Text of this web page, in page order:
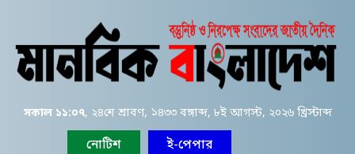
সকাল ১১:০৭, ২৪শে শ্রাবণ, ১৪৩৩ বঙ্গাব্দ, ৮ই আগস্ট, ২০২৬ খ্রিস্টাব্দ
নোটিশ ই-পেপার